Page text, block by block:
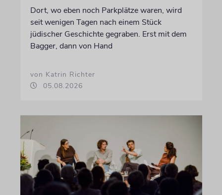
Dort, wo eben noch Parkplätze waren, wird
seit wenigen Tagen nach einem Stück
jüdischer Geschichte gegraben. Erst mit dem
Bagger, dann von Hand
von Katrin Richter
05.08.2026